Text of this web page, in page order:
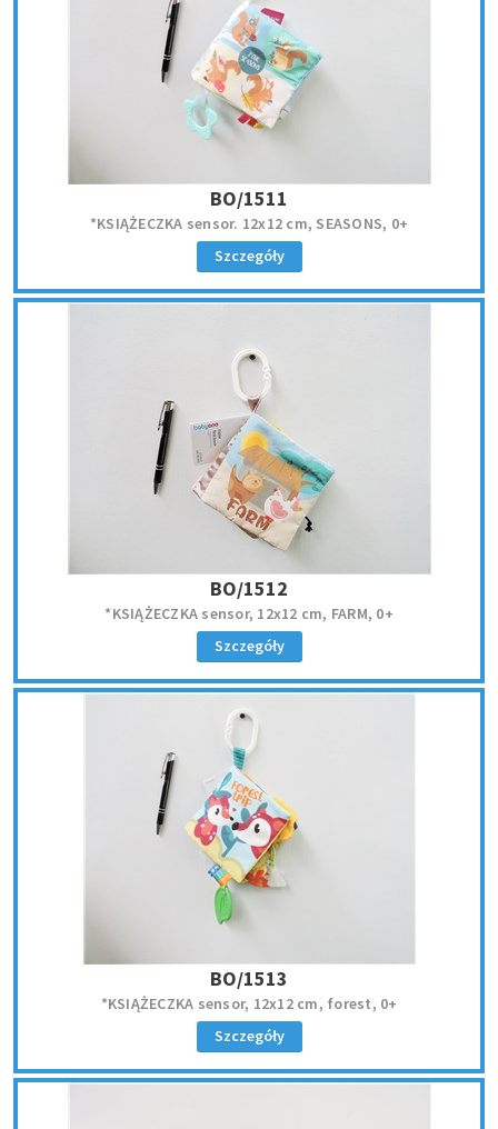
BO/1511
*KSIĄŻECZKA sensor. 12x12 cm, SEASONS, 0+
Szczegóły
BO/1512
*KSIĄŻECZKA sensor, 12x12 cm, FARM, 0+
Szczegóły
BO/1513
*KSIĄŻECZKA sensor, 12x12 cm, forest, 0+
Szczegóły